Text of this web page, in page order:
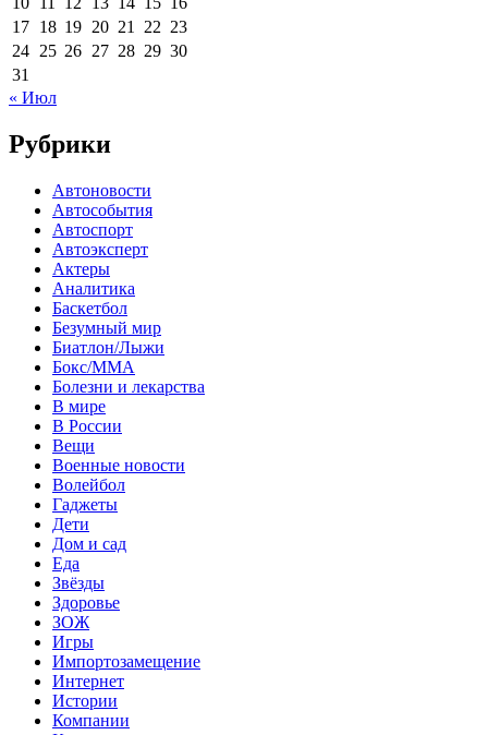
17 18 19 20 21 22 23
24 25 26 27 28 29 30
31
« Июл
Рубрики
Автоновости
Автособытия
Автоспорт
Автоэксперт
Актеры
Аналитика
Баскетбол
Безумный мир
Биатлон/Лыжи
Бокс/MMA
Болезни и лекарства
В мире
В России
Вещи
Военные новости
Волейбол
Гаджеты
Дети
Дом и сад
Еда
Звёзды
Здоровье
ЗОЖ
Игры
Импортозамещение
Интернет
Истории
Компании